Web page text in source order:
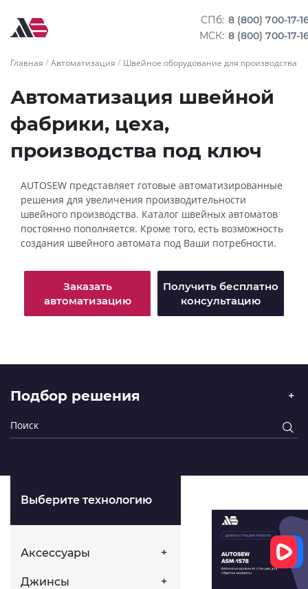
СПб: 8 (800) 700-17-
МСК: 8 (800) 700-17-
Главная Автоматизация Швейное оборудование для производства
Автоматизация швейной
фабрики, цеха,
производства под ключ
AUTOSEW представляет готовые автоматизированные
решения для увеличения производительности
швейного производства. Каталог швейных автоматов
постоянно пополняется. Кроме того, есть возможность
создания швейного автомата под Ваши потребности.
Заказать
автоматизацию
Получить бесплатно
консультацию
Подбор решения
Выберите технологию
Аксессуары
Джинсы